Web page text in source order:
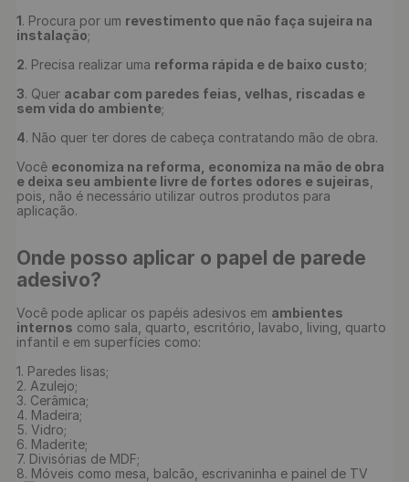
1. Procura por um revestimento que não faça sujeira na
instalação;
2. Precisa realizar uma reforma rápida e de baixo custo;
3. Quer acabar com paredes feias, velhas, riscadas e
sem vida do ambiente;
4. Não quer ter dores de cabeça contratando mão de obra.
Você economiza na reforma, economiza na mão de obra
e deixa seu ambiente livre de fortes odores e sujeiras
pois, não é necessário utilizar outros produtos para
Onde posso aplicar o papel de parede
adesivo?
Você pode aplicar os papéis adesivos em ambientes
internos como sala, quarto, escritório, lavabo, living, quarto
infantil e em superfícies como:
1. Paredes lisas;
2. Azulejo;
3. Cerâmica;
4. Madeira;
5. Vidro;
6. Maderite;
7. Divisórias de MDF;
8. Móveis como mesa, balcão, escrivaninha e painel de TV